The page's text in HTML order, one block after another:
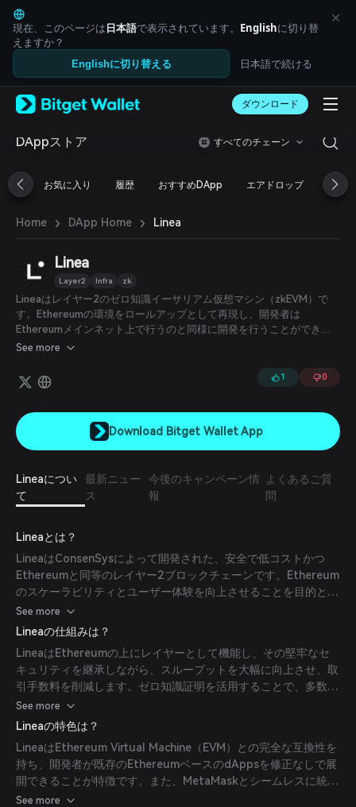
English
日本語
Tiếng Việt
Русский
Español (Latinoamérica)
Italiano
Deutsch
繁體中文
Português (Portugal)
ภาษาไทย
العربية
Português (Brasil)
Español (Argentina)
現在、このページは日本語で表示されています。 Englishに切り替
えますか？
Englishに切り替える 日本語で続ける
ダウンロード
DAppストア すべてのチェーン
お気に入り 履歴 おすすめDApp エアドロップ DeFi
Home › DApp Home › Linea
Linea
Layer2 Infra zk
Lineaはレイヤー2のゼロ知識イーサリアム仮想マシン（zkEVM）で
す。Ethereumの環境をロールアップとして再現し、開発者は
Ethereumメインネット上で行うのと同様に開発を行うことができま
す。これにより、ユーザーはEthereumと同じ体験とセキュリティ保
See more
1 0
Download Bitget Wallet App
Lineaについ
て
最新ニュー
ス
今後のキャンペーン情
報
よくあるご質
問
Lineaとは？
LineaはConsenSysによって開発された、安全で低コストかつ
Ethereumと同等のレイヤー2ブロックチェーンです。Ethereum
のスケーラビリティとユーザー体験を向上させることを目的とし
ており、セキュリティと分散化を損なうことなく分散型アプリケ
ーション（dApps）をサポートする高性能ネットワークを提供し
明を利用しています。
See more
Lineaの仕組みは？
LineaはEthereumの上にレイヤーとして機能し、その堅牢なセ
キュリティを継承しながら、スループットを大幅に向上させ、取
引手数料を削減します。ゼロ知識証明を活用することで、多数の
取引をオフチェーンで処理し、それらを一つの取引にまとめて
Ethereumメインネットに投稿します。この方法により、ユーザ
証されます。
See more
Lineaの特色は？
LineaはEthereum Virtual Machine（EVM）との完全な互換性を
持ち、開発者が既存のEthereumベースのdAppsを修正なしで展
開できることが特徴です。また、MetaMaskとシームレスに統合
されており、ユーザーが簡単にオンランピング、ブリッジング、
See more